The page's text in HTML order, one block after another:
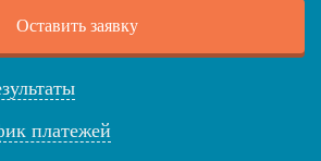
Оставить заявку
платежей